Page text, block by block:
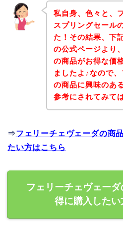
私自身、色々と、
スプリングセール
た！その結果、下
の公式ページより
の商品がお得な価
ましたよ♪なので
の商品に興味のあ
参考にされてみて
⇒フェリーチェヴェーダの商
たい方はこちら
フェリーチェヴェー
得に購入したい